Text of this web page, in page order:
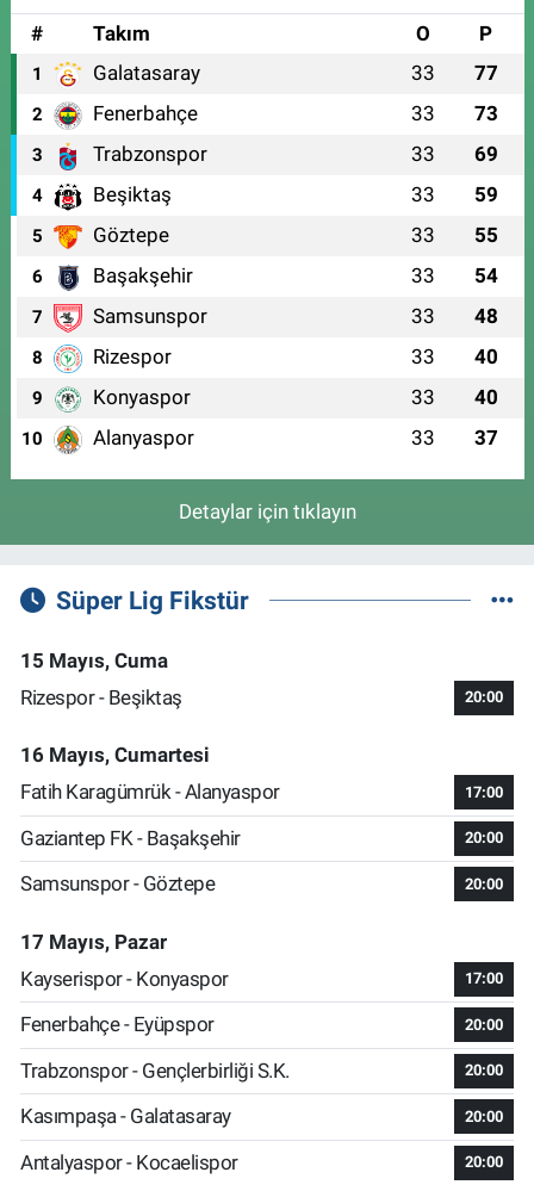
#
Takım O P
1 Galatasaray 33 77
2 Fenerbahçe 33 73
3 Trabzonspor 33 69
4 Beşiktaş 33 59
5 Göztepe 33 55
6 Başakşehir 33 54
7 Samsunspor 33 48
8 Rizespor 33 40
9 Konyaspor 33 40
10 Alanyaspor 33 37
Detaylar için tıklayın
Süper Lig Fikstür
15 Mayıs, Cuma
Rizespor - Beşiktaş
20:00
16 Mayıs, Cumartesi
Fatih Karagümrük - Alanyaspor
17:00
Gaziantep FK - Başakşehir 20:00
Samsunspor - Göztepe 20:00
17 Mayıs, Pazar
Kayserispor - Konyaspor
17:00
Fenerbahçe - Eyüpspor 20:00
Trabzonspor - Gençlerbirliği S.K. 20:00
Kasımpaşa - Galatasaray 20:00
Antalyaspor - Kocaelispor 20:00